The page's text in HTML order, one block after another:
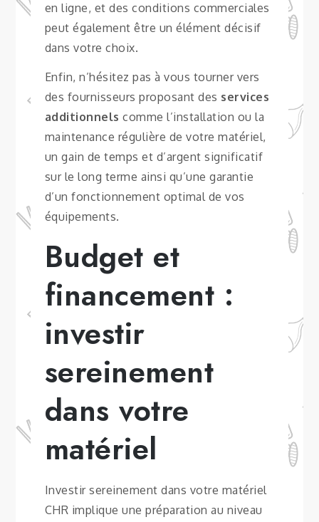
en ligne, et des conditions commerciales
peut également être un élément décisif
dans votre choix.
Enfin, n’hésitez pas à vous tourner vers
des fournisseurs proposant des services
additionnels comme l’installation ou la
maintenance régulière de votre matériel,
un gain de temps et d’argent significatif
sur le long terme ainsi qu’une garantie
d’un fonctionnement optimal de vos
équipements.
Budget et
financement :
investir
sereinement
dans votre
matériel
Investir sereinement dans votre matériel
CHR implique une préparation au niveau